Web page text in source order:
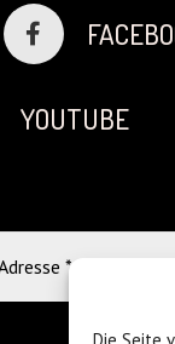
YOUTUBE